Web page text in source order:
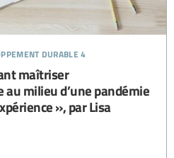
durable 4
maîtriser
au milieu d’une pandémie
», par Lisa